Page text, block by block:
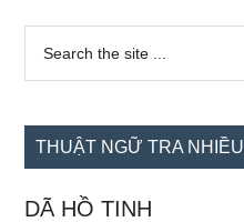
Sidebar
chính
...
THUẬT NGỮ TRA NHIỀU
DÃ HỒ TINH